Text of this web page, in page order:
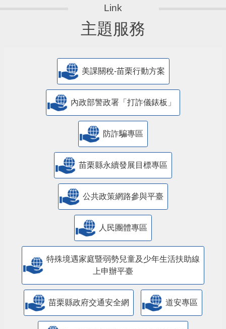
主題服務
美課關稅-苗栗行動方案
內政部警政署「打詐儀錶板」
防詐騙專區
苗栗縣永續發展目標專區
公共政策網路參與平臺
人民團體專區
特殊境遇家庭暨弱勢兒童及少年生活扶助線
上申辦平臺
苗栗縣政府交通安全網 道安專區